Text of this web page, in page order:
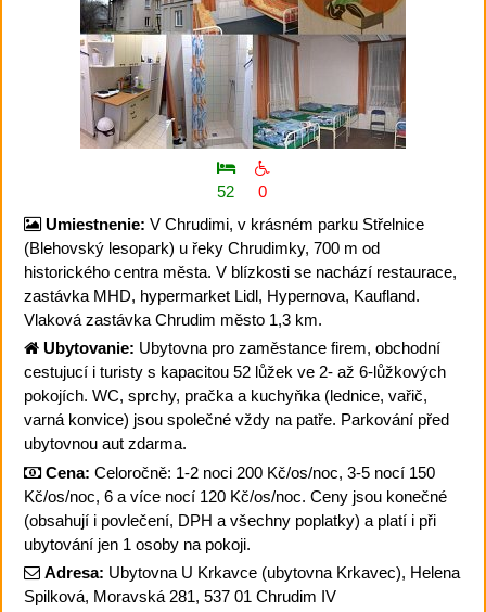
52
0
Umiestnenie: V Chrudimi, v krásném parku Střelnice
(Blehovský lesopark) u řeky Chrudimky, 700 m od
historického centra města. V blízkosti se nachází restaurace,
zastávka MHD, hypermarket Lidl, Hypernova, Kaufland.
Vlaková zastávka Chrudim město 1,3 km.
Ubytovanie: Ubytovna pro zaměstance firem, obchodní
cestujucí i turisty s kapacitou 52 lůžek ve 2- až 6-lůžkových
pokojích. WC, sprchy, pračka a kuchyňka (lednice, vařič,
varná konvice) jsou společné vždy na patře. Parkování před
ubytovnou aut zdarma.
Cena: Celoročně: 1-2 noci 200 Kč/os/noc, 3-5 nocí 150
Kč/os/noc, 6 a více nocí 120 Kč/os/noc. Ceny jsou konečné
(obsahují i povlečení, DPH a všechny poplatky) a platí i při
ubytování jen 1 osoby na pokoji.
Adresa: Ubytovna U Krkavce (ubytovna Krkavec), Helena
Spilková, Moravská 281, 537 01 Chrudim IV